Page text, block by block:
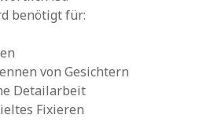
benötigt für:
von Gesichtern
Detailarbeit
Fixieren